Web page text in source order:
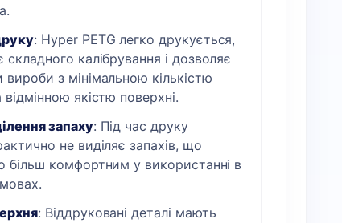
: Hyper PETG легко друкується,
складного калібрування і дозволяє
з мінімальною кількістю
відмінною якістю поверхні.
запаху: Під час друку
не виділяє запахів, що
більш комфортним у використанні в
: Віддруковані деталі мають